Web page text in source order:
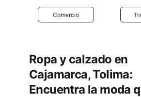
Comercio
Ropa y calzado en
Cajamarca, Tolima:
Encuentra la moda